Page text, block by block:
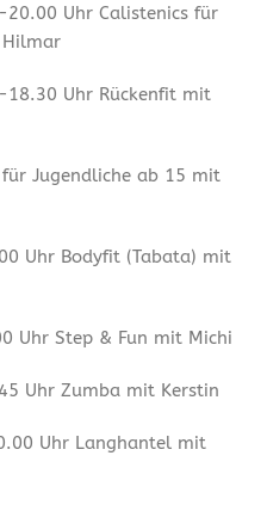
Uhr Calistenics für
Hilmar
Uhr Rückenfit mit
Jugendliche ab 15 mit
Uhr Bodyfit (Tabata) mit
Uhr Step & Fun mit Michi
Uhr Zumba mit Kerstin
Uhr Langhantel mit